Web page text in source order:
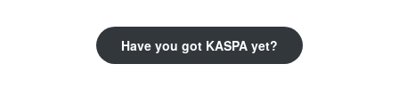
Have you got KASPA yet?